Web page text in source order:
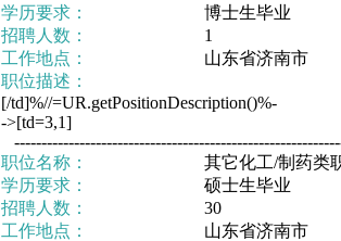
学历要求：
博士生毕业
招聘人数：
1
工作地点：
山东省济南市
职位描述：
[/td]%//=UR.getPositionDescription()%-
->[td=3,1]
职位名称：
其它化工/制药类
学历要求：
硕士生毕业
招聘人数：
30
工作地点：
山东省济南市